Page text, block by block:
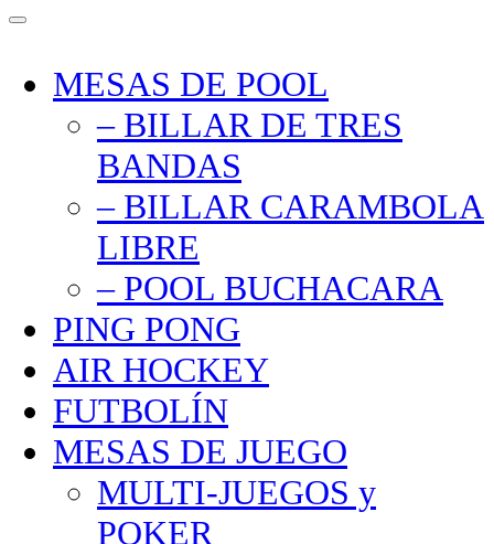
MESAS DE POOL
– BILLAR DE TRES
BANDAS
– BILLAR CARAMBOLA
LIBRE
– POOL BUCHACARA
PING PONG
AIR HOCKEY
FUTBOLÍN
MESAS DE JUEGO
MULTI-JUEGOS y
POKER